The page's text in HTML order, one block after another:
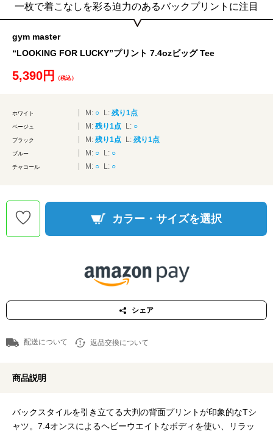
一枚で着こなしを彩る迫力のあるバックプリントに注目
gym master
“LOOKING FOR LUCKY”プリント 7.4ozビッグ Tee
5,390円 （税込）
ホワイト M: ○ L: 残り1点
ベージュ M: 残り1点 L: ○
ブラック M: 残り1点 L: 残り1点
ブルー M: ○ L: ○
チャコール M: ○ L: ○
カラー・サイズを選択
シェア
配送について 返品交換について
商品説明
バックスタイルを引き立てる大判の背面プリントが印象的なTシ
ャツ。7.4オンスによるヘビーウエイトなボディを使い、リラッ